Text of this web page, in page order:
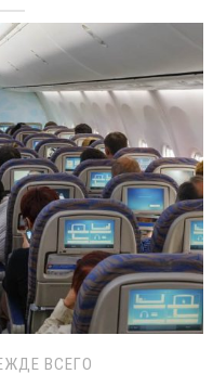
ВСЕГО